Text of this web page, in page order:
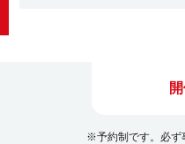
※予約制です。必ず